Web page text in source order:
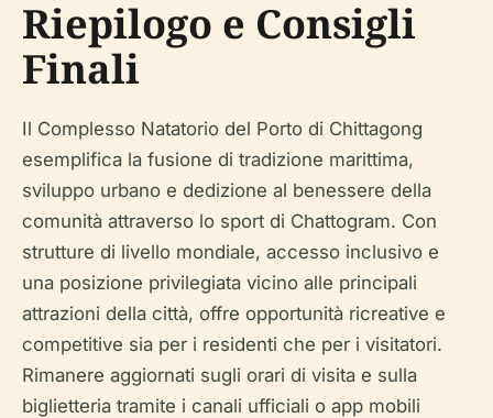
Riepilogo e Consigli
Finali
Il Complesso Natatorio del Porto di Chittagong
esemplifica la fusione di tradizione marittima,
sviluppo urbano e dedizione al benessere della
comunità attraverso lo sport di Chattogram. Con
strutture di livello mondiale, accesso inclusivo e
una posizione privilegiata vicino alle principali
attrazioni della città, offre opportunità ricreative e
competitive sia per i residenti che per i visitatori.
Rimanere aggiornati sugli orari di visita e sulla
biglietteria tramite i canali ufficiali o app mobili